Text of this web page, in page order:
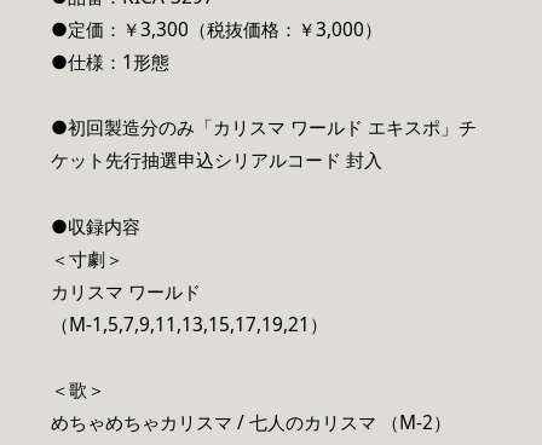
●定価：￥3,300（税抜価格：￥3,000）
●仕様：1形態
●初回製造分のみ「カリスマ ワールド エキスポ」チ
ケット先行抽選申込シリアルコード 封入
●収録内容
＜寸劇＞
カリスマ ワールド
（M-1,5,7,9,11,13,15,17,19,21）
＜歌＞
めちゃめちゃカリスマ / 七人のカリスマ （M-2）